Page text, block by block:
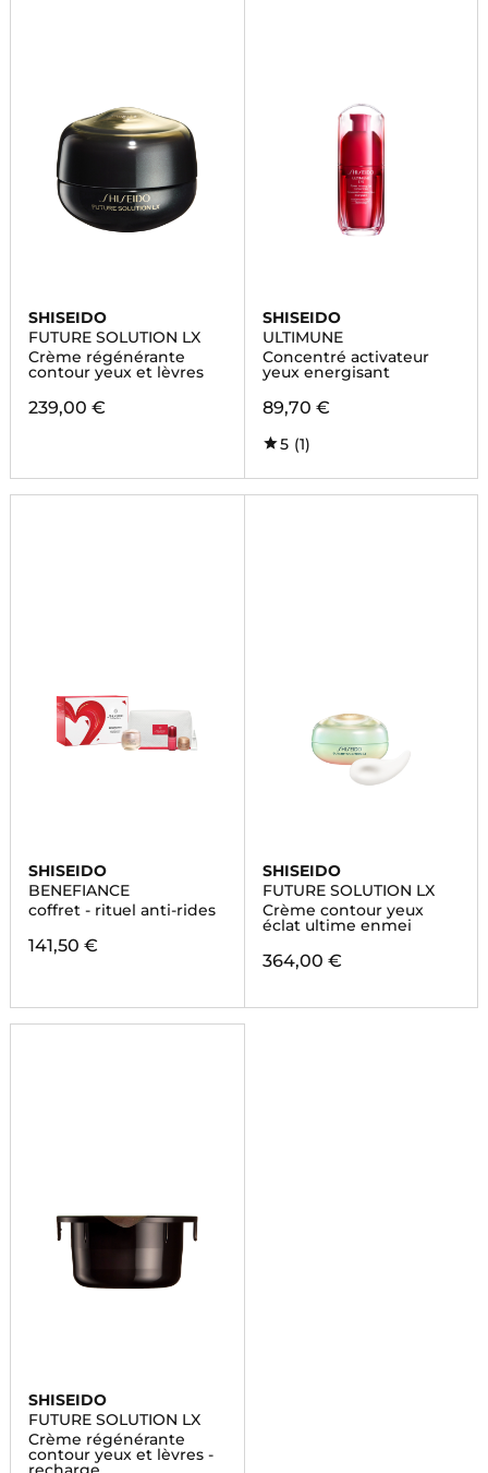
SHISEIDO
FUTURE SOLUTION LX
Crème régénérante
contour yeux et lèvres
239,00 €
SHISEIDO
ULTIMUNE
Concentré activateur
yeux energisant
89,70 €
5 (1)
SHISEIDO
BENEFIANCE
coffret - rituel anti-rides
141,50 €
SHISEIDO
FUTURE SOLUTION LX
Crème contour yeux
éclat ultime enmei
364,00 €
SHISEIDO
FUTURE SOLUTION LX
Crème régénérante
contour yeux et lèvres -